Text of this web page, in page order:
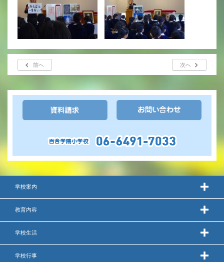
前へ 次へ
学校案内
教育内容
学校生活
学校行事
All in School
学校感染症に関する 報告書・登校
許可証
校外学習・宿泊行事
新入生募集要項
入学金・学費
保護者の声・入試関連よくある質問